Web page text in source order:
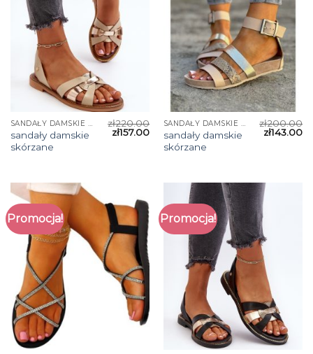
sandały damskie
skórzane
zł220.00
zł157.00
sandały damskie
skórzane
zł200.00
zł143.00
Promocja! Promocja!